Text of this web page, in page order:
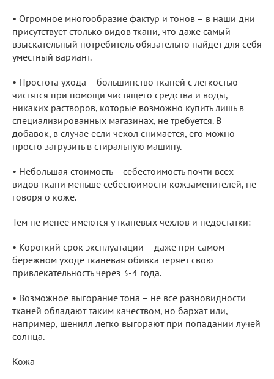
• Огромное многообразие фактур и тонов – в наши дни
присутствует столько видов ткани, что даже самый
взыскательный потребитель обязательно найдет для себя
уместный вариант.
• Простота ухода – большинство тканей с легкостью
чистятся при помощи чистящего средства и воды,
никаких растворов, которые возможно купить лишь в
специализированных магазинах, не требуется. В
добавок, в случае если чехол снимается, его можно
просто загрузить в стиральную машину.
• Небольшая стоимость – себестоимость почти всех
видов ткани меньше себестоимости кожзаменителей, не
говоря о коже.
Тем не менее имеются у тканевых чехлов и недостатки:
• Короткий срок эксплуатации – даже при самом
бережном уходе тканевая обивка теряет свою
привлекательность через 3-4 года.
• Возможное выгорание тона – не все разновидности
тканей обладают таким качеством, но бархат или,
например, шенилл легко выгорают при попадании лучей
солнца.
Кожа